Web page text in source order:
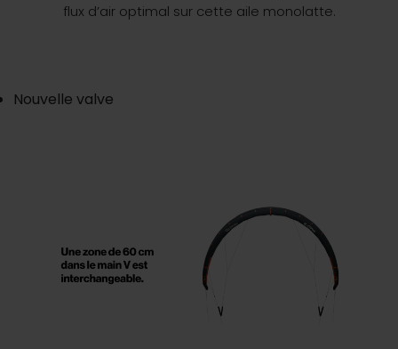
flux d’air optimal sur cette aile monolatte.
Nouvelle valve